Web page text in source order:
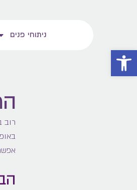
פתח סרגל נגישות
ניתוחי פנים
רוב